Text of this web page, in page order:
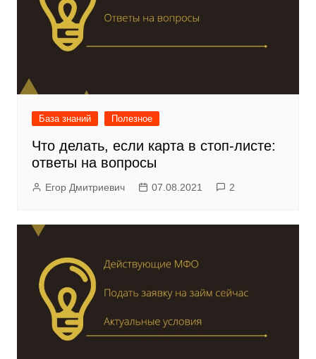
База знаний Полезное
Что делать, если карта в стоп-листе:
ответы на вопросы
Егор Дмитриевич 07.08.2021 2